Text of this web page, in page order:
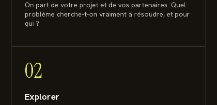
On part de votre projet et de vos partenaires. Quel
problème cherche-t-on vraiment à résoudre, et pour
qui ?
02
Explorer